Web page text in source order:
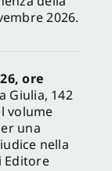
2026.
ore
Giulia, 142
volume
una
nella
Editore